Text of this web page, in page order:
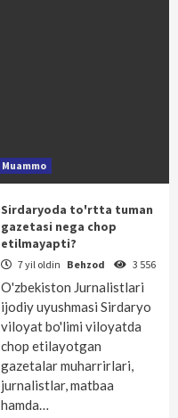
Muammo
Sirdaryoda to'rtta tuman
gazetasi nega chop
etilmayapti?
7 yil oldin Behzod 3 556
O'zbekiston Jurnalistlari
ijodiy uyushmasi Sirdaryo
viloyat bo'limi viloyatda
chop etilayotgan
gazetalar muharrirlari,
jurnalistlar, matbaa
hamda…